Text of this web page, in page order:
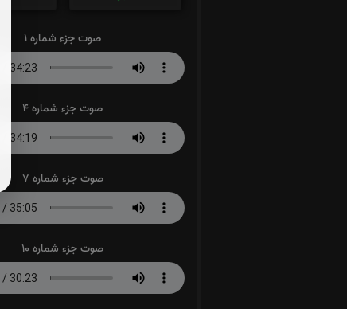
صوت جزء شماره 1
صوت جزء شماره 4
صوت جزء شماره 7
صوت جزء شماره 10